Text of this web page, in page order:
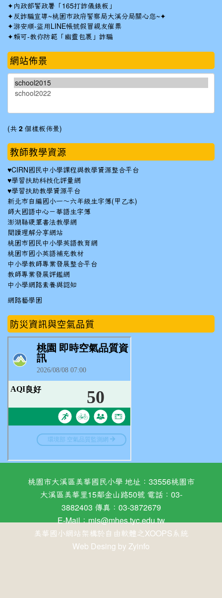
✦ 內政部警政署「165打詐儀錶板」
✦反詐騙宣導~桃園市政府警察局大溪分局關心您~✦
✦游安順-盜用LINE帳號假冒親友催票
✦賴可-教你防範「幽靈包裹」詐騙
網站佈景
(共 2 個樣板佈景)
教師教學資源
♥CIRN國民中小學課程與教學資源整合平台
♥學習扶助科技化評量網
♥學習扶助教學資源平台
新北市自編國小一～六年級生字簿(甲乙本)
師大國語中心－華語生字簿
澎湖縣硬筆書法教學網
閱讀理解分享網站
桃園市國民中小學英語教育網
桃園市國小英語補充教材
中小學教師專業發展整合平台
教師專業發展評鑑網
中小學網路素養與認知
網路藝學園
防災資訊與空氣品質
桃園市大溪區美華國民小學 地址：33556桃園市
大溪區美華里15鄰金山路50號 電話：03-
3882403 傳真：03-3872679
E-Mail：mis@mhes.tyc.edu.tw
美華國小網站架構於自由軟體之XOOPS系統
Web Desing by Zyinfo